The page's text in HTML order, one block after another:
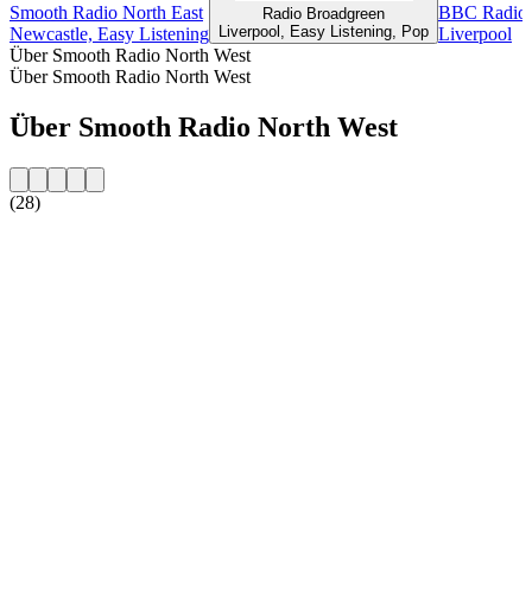
Smooth Radio North East
Newcastle, Easy Listening
Radio Broadgreen
Liverpool, Easy Listening, Pop
BBC Radio
Liverpool
Über Smooth Radio North West
Über Smooth Radio North West
Über Smooth Radio North West
(28)